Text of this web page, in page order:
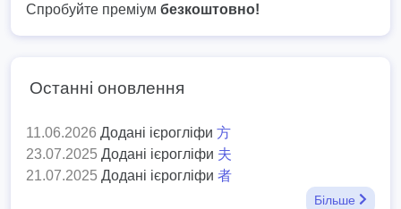
Спробуйте преміум безкоштовно!
Останні оновлення
11.06.2026 Додані ієрогліфи 方
23.07.2025 Додані ієрогліфи 夫
21.07.2025 Додані ієрогліфи 者
Більше